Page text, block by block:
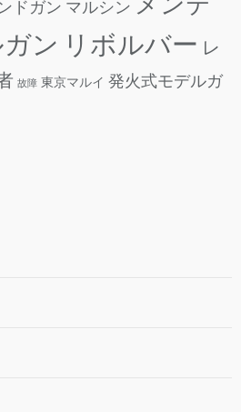
ドガン マルシン
ン リボルバー レ
故障 東京マルイ 発火式モデルガ